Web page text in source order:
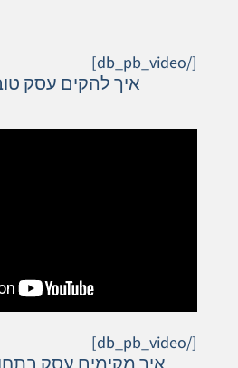
[/db_pb_video]
[/db_pb_video]
איך להקים עסק